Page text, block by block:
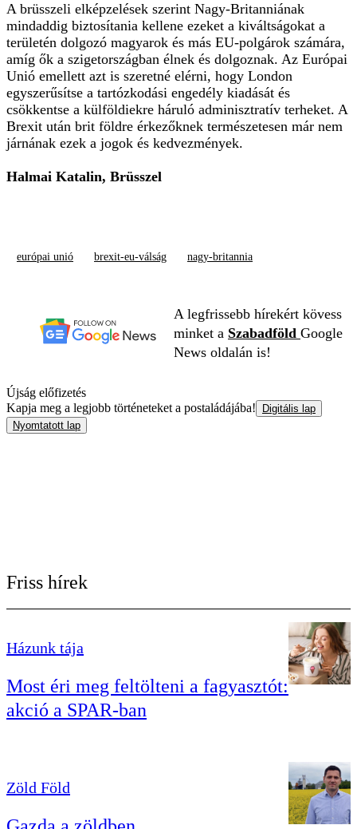
A brüsszeli elképzelések szerint Nagy-Britanniának
mindaddig biztosítania kellene ezeket a kiváltságokat a
területén dolgozó magyarok és más EU-polgárok számára,
amíg ők a szigetországban élnek és dolgoznak. Az Európai
Unió emellett azt is szeretné elérni, hogy London
egyszerűsítse a tartózkodási engedély kiadását és
csökkentse a külföldiekre háruló adminisztratív terheket. A
Brexit után brit földre érkezőknek természetesen már nem
járnának ezek a jogok és kedvezmények.
Halmai Katalin, Brüsszel
európai unió brexit-eu-válság nagy-britannia
A legfrissebb hírekért kövess
minket a Szabadföld Google
News oldalán is!
Újság előfizetés
Kapja meg a legjobb történeteket a postaládájába!
Digitális lap
Nyomtatott lap
Friss hírek
Házunk tája
Most éri meg feltölteni a fagyasztót:
akció a SPAR-ban
Zöld Föld